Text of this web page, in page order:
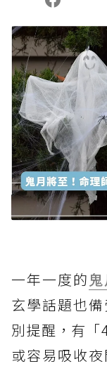
一年一度的
玄學話題也
別提醒，有
或容易吸收